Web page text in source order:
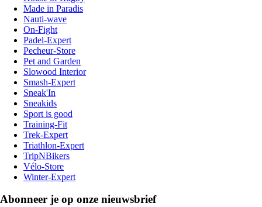
Made in Paradis
Nauti-wave
On-Fight
Padel-Expert
Pecheur-Store
Pet and Garden
Slowood Interior
Smash-Expert
Sneak'In
Sneakids
Sport is good
Training-Fit
Trek-Expert
Triathlon-Expert
TripNBikers
Vélo-Store
Winter-Expert
Abonneer je op onze nieuwsbrief